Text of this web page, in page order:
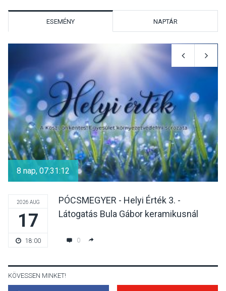
Felhívás a gyermekek
fokozott védelmére a nyári
hőségben
KULTÚRA 2026 AUG 07
Reneszánsz dallamok
csendülnek fel a visegrádi
Királyi Palota
ESEMÉNY NAPTÁR
8 nap, 07:31:12
2026 AUG
17
18:00
PÓCSMEGYER - Helyi Érték 3. -
Látogatás Bula Gábor keramikusnál
0
KÖVESSEN MINKET!